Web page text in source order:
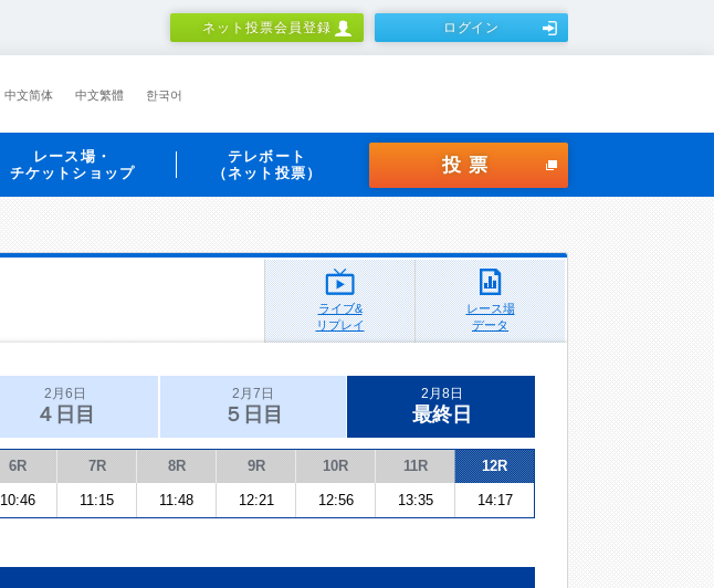
ネット投票会員登録 ログイン
中文简体 中文繁體 한국어
レース場・
チケットショップ
テレボート
（ネット投票）
投票
ライブ&
リプレイ
レース場
データ
2月6日
４日目
2月7日
５日目
2月8日
最終日
6R 7R 8R 9R 10R 11R 12R
10:46 11:15 11:48 12:21 12:56 13:35 14:17